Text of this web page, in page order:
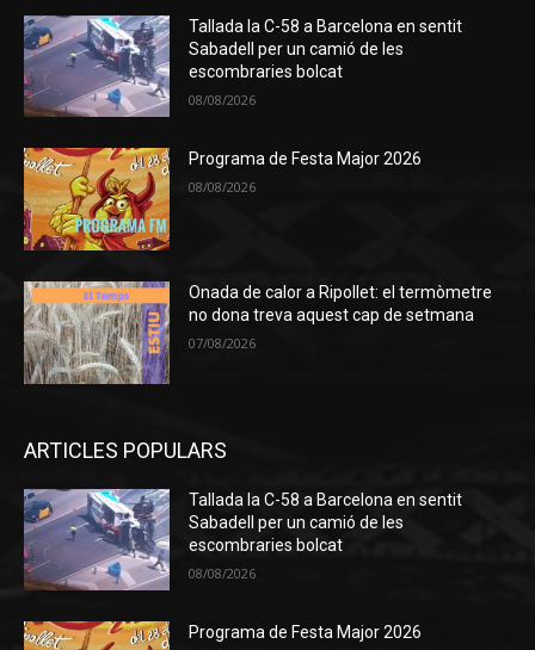
Tallada la C-58 a Barcelona en sentit
Sabadell per un camió de les
escombraries bolcat
08/08/2026
Programa de Festa Major 2026
08/08/2026
Onada de calor a Ripollet: el termòmetre
no dona treva aquest cap de setmana
07/08/2026
ARTICLES POPULARS
Tallada la C-58 a Barcelona en sentit
Sabadell per un camió de les
escombraries bolcat
08/08/2026
Programa de Festa Major 2026